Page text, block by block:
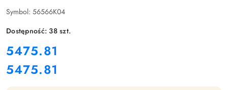
Symbol: 56566K04
Dostępność:38szt.
cena:
5475.81
Cena:
5475.81